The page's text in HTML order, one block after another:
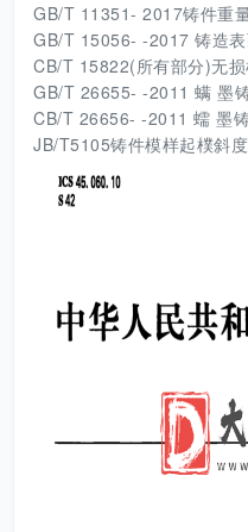
GB/T 11351- 2017铸件重
GB/T 15056- -2017 铸造
CB/T 15822(所有部分)无
GB/T 26655- -2011 螨 墨
CB/T 26656- -2011 蠕 墨
JB/T5105铸件模样起樸斜度